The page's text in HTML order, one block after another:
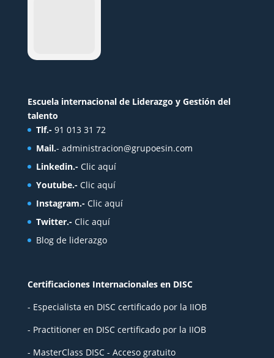
Escuela internacional de Liderazgo y Gestión del
talento
Tlf.- 91 013 31 72
Mail.- administracion@grupoesin.com
Linkedin.- Clic aquí
Youtube.- Clic aquí
Instagram.- Clic aquí
Twitter.- Clic aquí
Blog de liderazgo
Certificaciones Internacionales en DISC
- Especialista en DISC certificado por la IIOB
- Practitioner en DISC certificado por la IIOB
- MasterClass DISC - Acceso gratuito